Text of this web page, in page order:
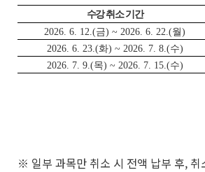
수강 취소 기간
2026. 6. 12.(금) ~ 2026. 6. 22.(월)
2026. 6. 23.(화) ~ 2026. 7. 8.(수)
2026. 7. 9.(목) ~ 2026. 7. 15.(수)
※ 일부 과목만 취소 시 전액 납부 후, 취